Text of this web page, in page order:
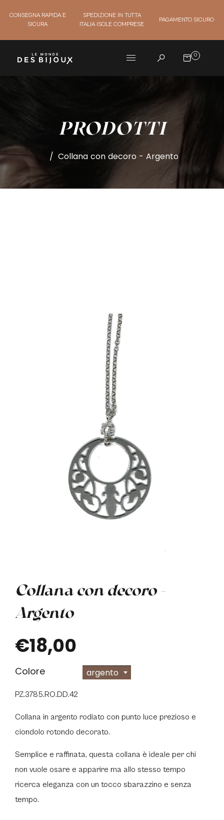
CONSEGNA RAPIDA E
SICURA
SPEDIZIONE IN TUTTA
ITALIA ISOLE COMPRESE
PAGAMENTO SICURO
0
PRODOTTI
/ Collana con decoro - Argento
Collana con decoro -
Argento
€18,00
Colore argento
PZ.3785.RO.DD.42
Collana in argento rodiato con punto luce prezioso e
ciondolo rotondo decorato.
Semplice e raffinata, questa collana è ideale per chi
non vuole osare e apparire ma allo stesso tempo
ricerca eleganza con un tocco sbarazzino e senza
tempo.